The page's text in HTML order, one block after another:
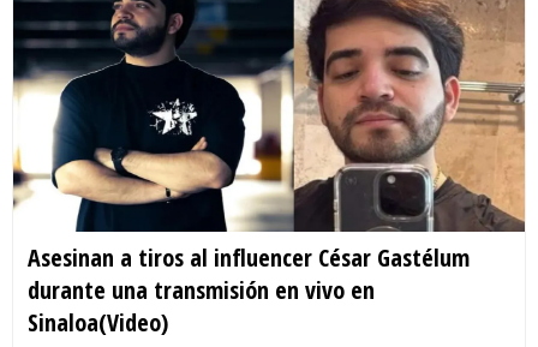
Asesinan a tiros al influencer César Gastélum
durante una transmisión en vivo en
Sinaloa(Video)